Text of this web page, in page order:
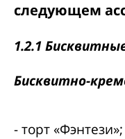
следующем
1.2.1
Бисквитно-
- торт «Фэнтези»;